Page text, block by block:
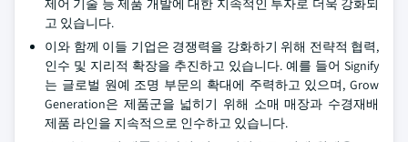
제어 기술 등 제품 개발에 대한 지속적인 투자로 더욱 강화되
고 있습니다.
이와 함께 이들 기업은 경쟁력을 강화하기 위해 전략적 협력,
인수 및 지리적 확장을 추진하고 있습니다. 예를 들어 Signify
는 글로벌 원예 조명 부문의 확대에 주력하고 있으며, Grow
Generation은 제품군을 넓히기 위해 소매 매장과 수경재배
제품 라인을 지속적으로 인수하고 있습니다.